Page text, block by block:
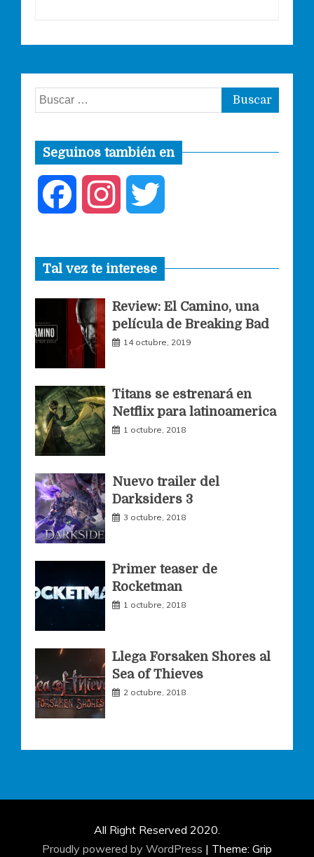
Buscar:
Seguinos también en
c
e
b
o
o
s
t
a
g
m
i
t
t
r
Tal vez te interese
Review: El Camino, una
película de Breaking Bad
14 octubre, 2019
Titans se estrenará en
Netflix para latinoamerica
1 octubre, 2018
Nuevo trailer del
Darksiders 3
3 octubre, 2018
Primer teaser de
Rocketman
1 octubre, 2018
Llega Forsaken Shores al
Sea of Thieves
2 octubre, 2018
All Right Reserved 2020.
Proudly powered by WordPress | Theme: Grip